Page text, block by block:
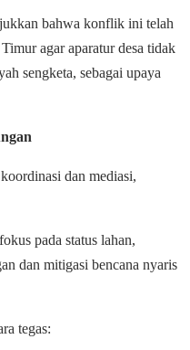
bahwa konflik ini telah
agar aparatur desa tidak
sengketa, sebagai upaya
dan mediasi,
pada status lahan,
dan mitigasi bencana nyaris
tegas: